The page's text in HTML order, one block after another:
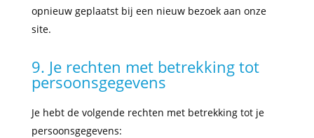
opnieuw geplaatst bij een nieuw bezoek aan onze
site.
9. Je rechten met betrekking tot
persoonsgegevens
Je hebt de volgende rechten met betrekking tot je
persoonsgegevens: